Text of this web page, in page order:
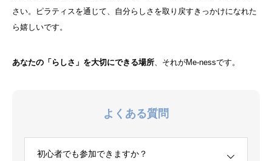
さい。ピラティスを通じて、自分らしさを取り戻すきっかけになれた
ら嬉しいです。
あなたの「らしさ」を大切にできる場所、それがMe-nessです。
よくある質問
初心者でも参加できますか？